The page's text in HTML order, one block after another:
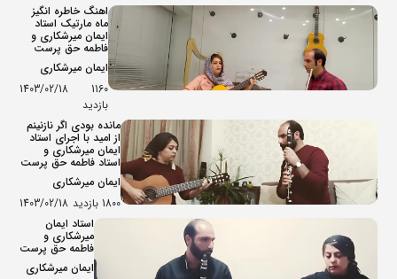
اهنگ خاطره انگیز
ماه مارتیک استاد
ایمان میرشکاری و
فاطمه حق پرست
ایمان میرشکاری
1160
بازدید
1403/02/18
مانده بودی اگر نازنینم
از امید با اجرای استاد
ایمان میرشکاری و
استاد فاطمه حق پرست
ایمان میرشکاری
1800 بازدید
1403/02/18
استاد ایمان
میرشکاری و
فاطمه حق پرست
ایمان میرشکاری